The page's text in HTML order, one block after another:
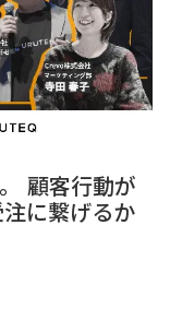
顧客行動が
に繋げるか